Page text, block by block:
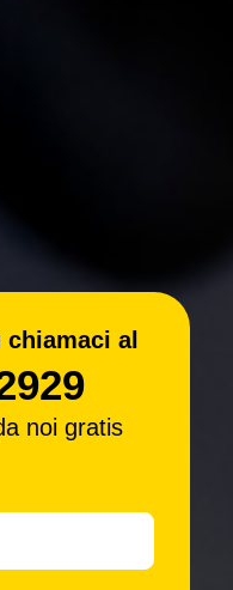
al
noi gratis